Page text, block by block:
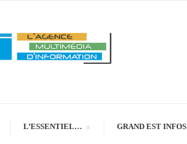
L’ESSENTIEL… GRAND EST INFOS